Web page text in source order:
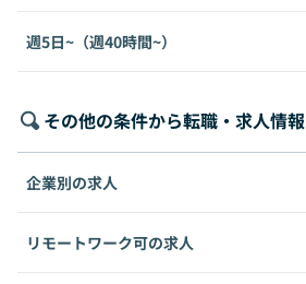
週5日~（週40時間~）
その他の条件から転職・求人情
企業別の求人
リモートワーク可の求人